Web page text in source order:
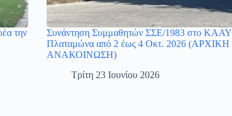
την
Συνάντηση Συμμαθητών ΣΣΕ/1983 στο ΚΑΑΥ
Πλαταμώνα από 2 έως 4 Οκτ. 2026 (ΑΡΧΙΚΗ
ΑΝΑΚΟΙΝΩΣΗ)
Τρίτη 23 Ιουνίου 2026